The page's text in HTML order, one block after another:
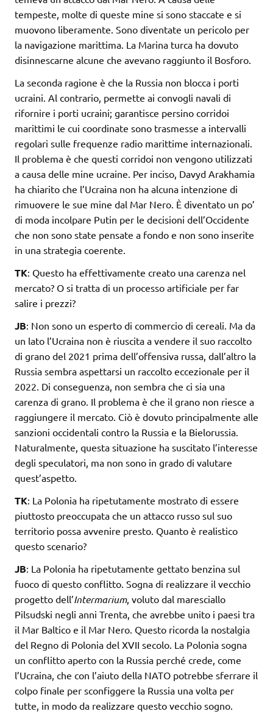
tempeste, molte di queste mine si sono staccate e si
muovono liberamente. Sono diventate un pericolo per
la navigazione marittima. La Marina turca ha dovuto
disinnescarne alcune che avevano raggiunto il Bosforo.
La seconda ragione è che la Russia non blocca i porti
ucraini. Al contrario, permette ai convogli navali di
rifornire i porti ucraini; garantisce persino corridoi
marittimi le cui coordinate sono trasmesse a intervalli
regolari sulle frequenze radio marittime internazionali.
Il problema è che questi corridoi non vengono utilizzati
a causa delle mine ucraine. Per inciso, Davyd Arakhamia
ha chiarito che l’Ucraina non ha alcuna intenzione di
rimuovere le sue mine dal Mar Nero. È diventato un po’
di moda incolpare Putin per le decisioni dell’Occidente
che non sono state pensate a fondo e non sono inserite
in una strategia coerente.
TK: Questo ha effettivamente creato una carenza nel
mercato? O si tratta di un processo artificiale per far
salire i prezzi?
JB: Non sono un esperto di commercio di cereali. Ma da
un lato l’Ucraina non è riuscita a vendere il suo raccolto
di grano del 2021 prima dell’offensiva russa, dall’altro la
Russia sembra aspettarsi un raccolto eccezionale per il
2022. Di conseguenza, non sembra che ci sia una
carenza di grano. Il problema è che il grano non riesce a
raggiungere il mercato. Ciò è dovuto principalmente alle
sanzioni occidentali contro la Russia e la Bielorussia.
Naturalmente, questa situazione ha suscitato l’interesse
degli speculatori, ma non sono in grado di valutare
quest’aspetto.
TK: La Polonia ha ripetutamente mostrato di essere
piuttosto preoccupata che un attacco russo sul suo
territorio possa avvenire presto. Quanto è realistico
questo scenario?
JB: La Polonia ha ripetutamente gettato benzina sul
fuoco di questo conflitto. Sogna di realizzare il vecchio
progetto dell’Intermarium, voluto dal maresciallo
Pilsudski negli anni Trenta, che avrebbe unito i paesi tra
il Mar Baltico e il Mar Nero. Questo ricorda la nostalgia
del Regno di Polonia del XVII secolo. La Polonia sogna
un conflitto aperto con la Russia perché crede, come
l’Ucraina, che con l’aiuto della NATO potrebbe sferrare il
colpo finale per sconfiggere la Russia una volta per
tutte, in modo da realizzare questo vecchio sogno.